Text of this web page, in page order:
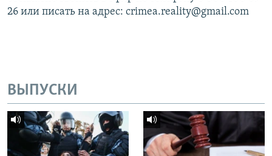
26 или писать на адрес: crimea.reality@gmail.com
ВЫПУСКИ